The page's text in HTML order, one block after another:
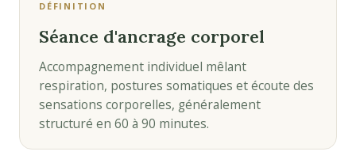
DÉFINITION
Séance d'ancrage corporel
Accompagnement individuel mêlant
respiration, postures somatiques et écoute des
sensations corporelles, généralement
structuré en 60 à 90 minutes.